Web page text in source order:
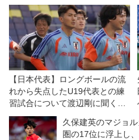
【日本代表】ロングボールの流
れから失点したU19代表との練
習試合について渡辺剛に聞く
「綺麗に崩す相手だけじゃな
い。そこは僕たちの課題」
久保建英のマジョ
圏の17位に浮上し